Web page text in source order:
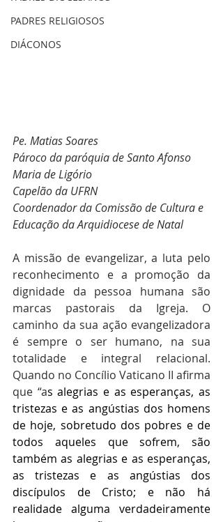
PADRES RELIGIOSOS
DIÁCONOS
Pe. Matias Soares
Pároco da paróquia de Santo Afonso
Maria de Ligório
Capelão da UFRN
Coordenador da Comissão de Cultura e
Educação da Arquidiocese de Natal
A missão de evangelizar, a luta pelo
reconhecimento e a promoção da
dignidade da pessoa humana são
marcas pastorais da Igreja. O
caminho da sua ação evangelizadora
é sempre o ser humano, na sua
totalidade e integral relacional.
Quando no Concílio Vaticano II afirma
que “as alegrias e as esperanças, as
tristezas e as angústias dos homens
de hoje, sobretudo dos pobres e de
todos aqueles que sofrem, são
também as alegrias e as esperanças,
as tristezas e as angústias dos
discípulos de Cristo; e não há
realidade alguma verdadeiramente